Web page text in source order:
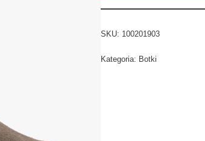
SKU: 100201903
Kategoria: Botki